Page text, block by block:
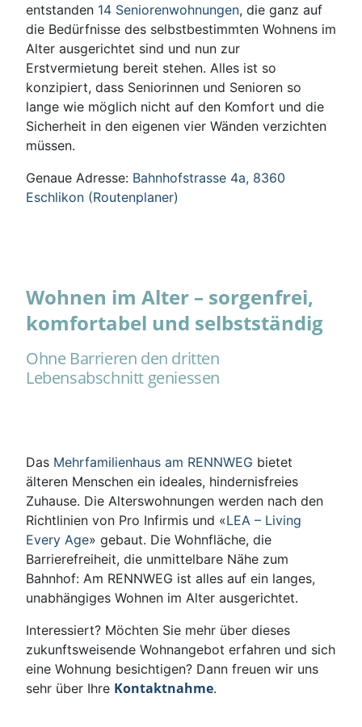
entstanden 14 Seniorenwohnungen, die ganz auf
die Bedürfnisse des selbstbestimmten Wohnens im
Alter ausgerichtet sind und nun zur
Erstvermietung bereit stehen. Alles ist so
konzipiert, dass Seniorinnen und Senioren so
lange wie möglich nicht auf den Komfort und die
Sicherheit in den eigenen vier Wänden verzichten
müssen.
Genaue Adresse: Bahnhofstrasse 4a, 8360
Eschlikon (Routenplaner)
Wohnen im Alter – sorgenfrei,
komfortabel und selbstständig
Ohne Barrieren den dritten
Lebensabschnitt geniessen
Das Mehrfamilienhaus am RENNWEG bietet
älteren Menschen ein ideales, hindernisfreies
Zuhause. Die Alterswohnungen werden nach den
Richtlinien von Pro Infirmis und «LEA – Living
Every Age» gebaut. Die Wohnfläche, die
Barrierefreiheit, die unmittelbare Nähe zum
Bahnhof: Am RENNWEG ist alles auf ein langes,
unabhängiges Wohnen im Alter ausgerichtet.
Interessiert? Möchten Sie mehr über dieses
zukunftsweisende Wohnangebot erfahren und sich
eine Wohnung besichtigen? Dann freuen wir uns
sehr über Ihre Kontaktnahme.